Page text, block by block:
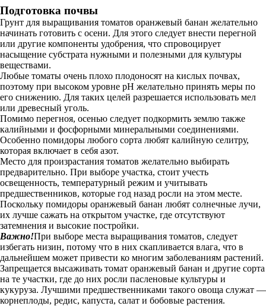
Подготовка почвы
Грунт для выращивания томатов оранжевый банан желательно
начинать готовить с осени. Для этого следует внести перегной
или другие компоненты удобрения, что спровоцирует
насыщение субстрата нужными и полезными для культуры
веществами.
Любые томаты очень плохо плодоносят на кислых почвах,
поэтому при высоком уровне рН желательно принять меры по
его снижению. Для таких целей разрешается использовать мел
или древесный уголь.
Помимо перегноя, осенью следует подкормить землю также
калийными и фосфорными минеральными соединениями.
Особенно помидоры любого сорта любят калийную селитру,
которая включает в себя азот.
Место для произрастания томатов желательно выбирать
предварительно. При выборе участка, стоит учесть
освещенность, температурный режим и учитывать
предшественников, которые год назад росли на этом месте.
Поскольку помидоры оранжевый банан любят солнечные лучи,
их лучше сажать на открытом участке, где отсутствуют
затемнения и высокие постройки.
Важно!При выборе места выращивания томатов, следует
избегать низин, потому что в них скапливается влага, что в
дальнейшем может привести ко многим заболеваниям растений.
Запрещается высаживать томат оранжевый банан и другие сорта
на те участки, где до них росли пасленовые культуры и
кукуруза. Лучшими предшественниками такого овоща служат —
корнеплоды, редис, капуста, салат и бобовые растения.